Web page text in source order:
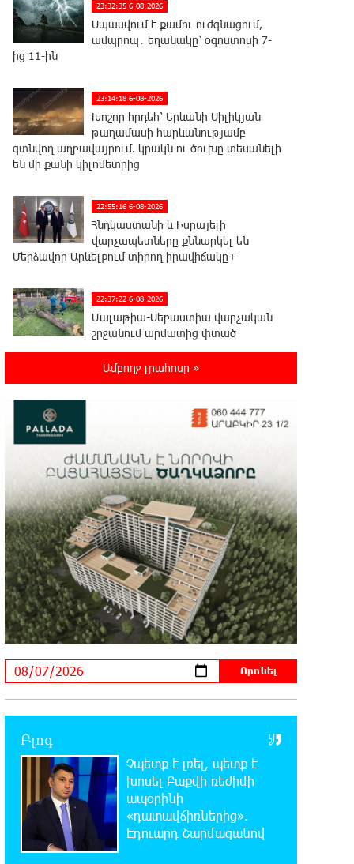
23:32:35 6-08-2026
Սպասվում է քամու ուժգնացում,
ամպրոպ․ եղանակը՝ օգոստոսի 7-
ից 11-ին
23:14:18 6-08-2026
Խոշոր հրդեհ՝ Երևանի Սիլիկյան
թաղամասի հարևանությամբ
գտնվող աղբավայրում. կրակն ու ծուխը տեսանելի
են մի քանի կիլոմետրից
22:55:16 6-08-2026
Հնդկաստանի և Իսրայելի
վարչապետները քննարկել են
Մերձավոր Արևելքում տիրող իրավիճակը+
22:37:22 6-08-2026
Մալաթիա-Սեբաստիա վարչական
շրջանում արմատից փտած
Իրանը և Օմանը պլանավորում են
փոխել Հորմուզի նեղուցի
նավագնացության կառուցվածքը
22:00:57 6-08-2026
8-ամյա Մոնթե Մուրադյանն ու
Սյունե Քոսակյանը հաղթահարել
են Արարատի գագաթը
21:41:25 6-08-2026
Վթար Լոռու մարզում․
փրկարարները վարորդին դուրս են
բերել արգելափակումից
Երևանում երթուղիների
փոփոխություն կլինի
Օգոստոսի 7-ին՝ Գարեգին Բ
Ամենայն Հայոց Կաթողիկոսի
դատական նիստը
20:44:49 6-08-2026
ՆԳՆ-ն՝ աղբակույտի տակ մնացած
Ամբողջ լրահոսը »
Բլոգ
Չպետք է լռել, պետք է
խոսել Բաքվի ռեժիմի
ապօրինի
«դատավճիռներից».
Էդուարդ Շարմազանով